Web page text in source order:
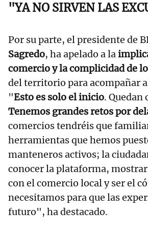
"YA NO SIRVEN LAS
Por su parte, el presidente de
Sagredo, ha apelado a la
comercio y la complicidad de
del territorio para acompañar
"Esto es solo el inicio. Quedan
Tenemos grandes retos por
comercios tendréis que
herramientas que hemos
manteneros activos; la
conocer la plataforma,
con el comercio local y ser el
necesitamos para que las
futuro", ha destacado.